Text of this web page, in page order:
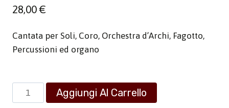
28,00€
Cantata per Soli, Coro, Orchestra d’Archi, Fagotto,
Percussioni ed organo
L’Ultima
al
Aggiungi Al Carrello